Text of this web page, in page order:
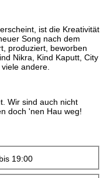
ist die Kreativität
Song nach dem
produziert, beworben
Nikra, Kind Kaputt, City
andere.
Wir sind auch nicht
doch 'nen Hau weg!
19:00